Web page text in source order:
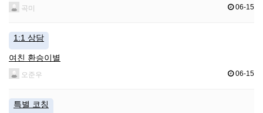
곡미 06-15
1:1 상담
여친 환승이별
오준우 06-15
특별 코칭